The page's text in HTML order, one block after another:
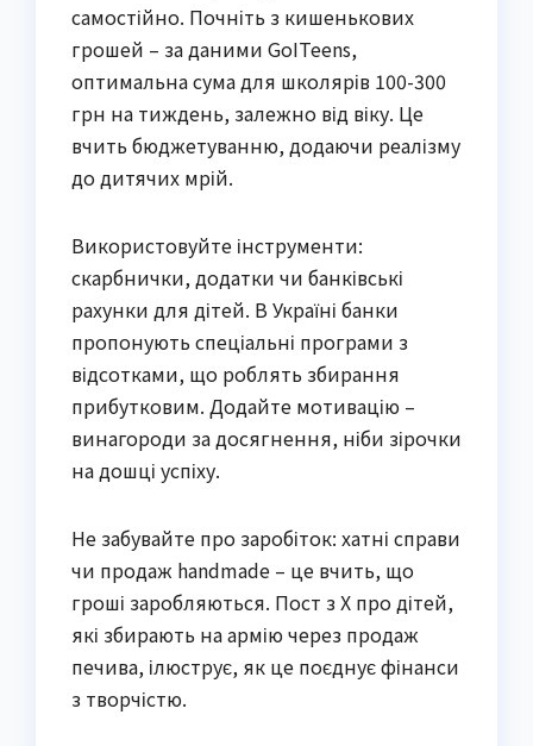
самостійно. Почніть з кишенькових
грошей – за даними GoITeens,
оптимальна сума для школярів 100-300
грн на тиждень, залежно від віку. Це
вчить бюджетуванню, додаючи реалізму
до дитячих мрій.
Використовуйте інструменти:
скарбнички, додатки чи банківські
рахунки для дітей. В Україні банки
пропонують спеціальні програми з
відсотками, що роблять збирання
прибутковим. Додайте мотивацію –
винагороди за досягнення, ніби зірочки
на дошці успіху.
Не забувайте про заробіток: хатні справи
чи продаж handmade – це вчить, що
гроші заробляються. Пост з X про дітей,
які збирають на армію через продаж
печива, ілюструє, як це поєднує фінанси
з творчістю.